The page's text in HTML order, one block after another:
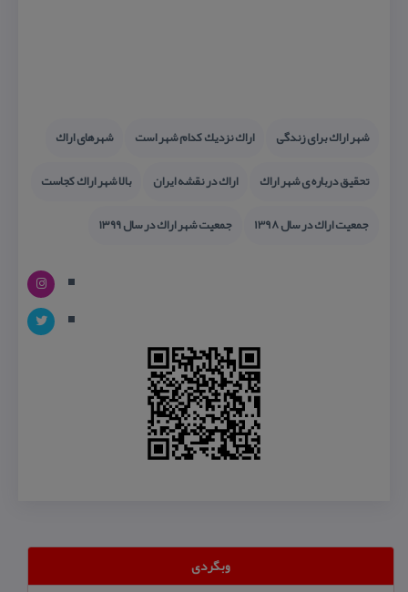
شهر اراك برای زندگی اراك نزدیك كدام شهر است
شهرهای اراك
تحقیق درباره ی شهر اراك
اراك در نقشه ایران
بالا شهر اراك كجاست
جمعیت اراك در سال 1398
جمعیت شهر اراك در سال ۱۳۹۹
وبگردی